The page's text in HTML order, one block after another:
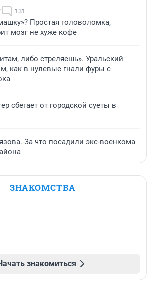
131
Простая головоломка,
мозг не хуже кофе
либо стреляешь». Уральский
как в нулевые гнали фуры с
сбегает от городской суеты в
За что посадили экс-военкома
ЗНАКОМСТВА
знакомиться